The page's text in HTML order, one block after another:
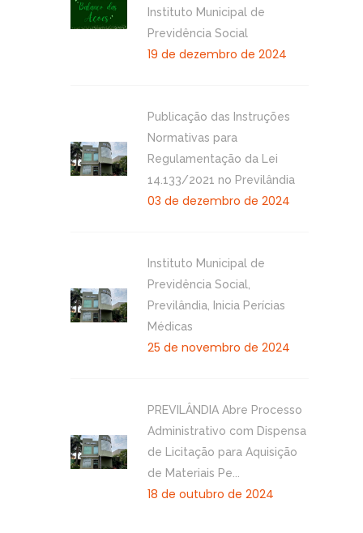
Instituto Municipal de
Previdência Social
19 de dezembro de 2024
Publicação das Instruções
Normativas para
Regulamentação da Lei
14.133/2021 no Previlândia
03 de dezembro de 2024
Instituto Municipal de
Previdência Social,
Previlândia, Inicia Perícias
Médicas
25 de novembro de 2024
PREVILÂNDIA Abre Processo
Administrativo com Dispensa
de Licitação para Aquisição
de Materiais Pe...
18 de outubro de 2024